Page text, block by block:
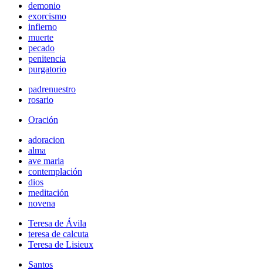
demonio
exorcismo
infierno
muerte
pecado
penitencia
purgatorio
padrenuestro
rosario
Oración
adoracion
alma
ave maria
contemplación
dios
meditación
novena
Teresa de Ávila
teresa de calcuta
Teresa de Lisieux
Santos